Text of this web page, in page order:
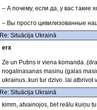
– А почему, если да, у вас такие
– Вы просто цивилизованные
Re: Situācija Ukrainā
erx
Ze un Putins ir viena
nogalinasanas masinu (galas
ukrainus..kuri tur dzivo..lai atbrivot
Re: Situācija Ukrainā
kimm, atvainojos, bet reālu kuiņu